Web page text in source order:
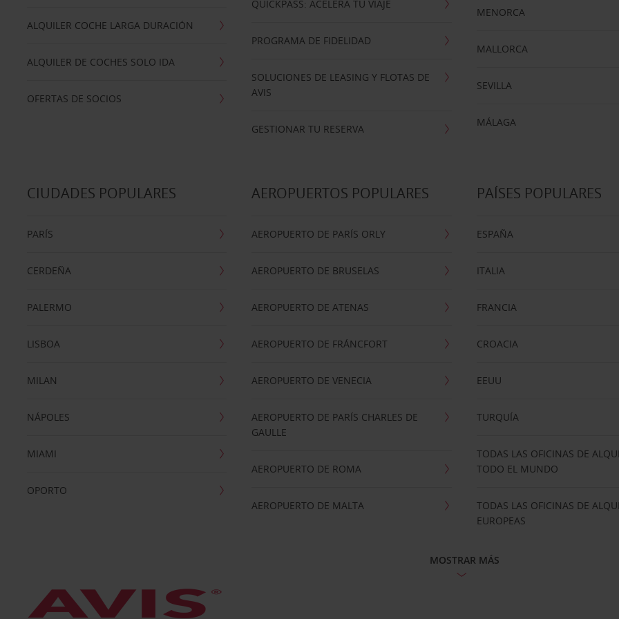
ALQUILER COCHE LARGA DURACIÓN
ALQUILER DE COCHES SOLO IDA
OFERTAS DE SOCIOS
QUICKPASS: ACELERA TU VIAJE
PROGRAMA DE FIDELIDAD
SOLUCIONES DE LEASING Y FLOTAS DE
AVIS
GESTIONAR TU RESERVA
MENORCA
MALLORCA
SEVILLA
MÁLAGA
CIUDADES POPULARES
PARÍS
CERDEÑA
PALERMO
LISBOA
MILAN
NÁPOLES
MIAMI
OPORTO
AEROPUERTOS POPULARES
AEROPUERTO DE PARÍS ORLY
AEROPUERTO DE BRUSELAS
AEROPUERTO DE ATENAS
AEROPUERTO DE FRÁNCFORT
AEROPUERTO DE VENECIA
AEROPUERTO DE PARÍS CHARLES DE
GAULLE
AEROPUERTO DE ROMA
AEROPUERTO DE MALTA
PAÍSES POPULARES
ESPAÑA
ITALIA
FRANCIA
CROACIA
EEUU
TURQUÍA
TODAS LAS OFICINAS DE
TODO EL MUNDO
TODAS LAS OFICINAS DE
EUROPEAS
MOSTRAR MÁS